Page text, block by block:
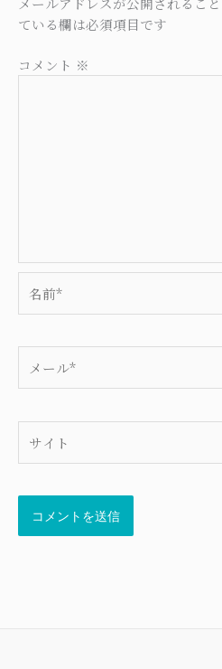
ている欄は必須項目です
コメント ※
前
ー
*